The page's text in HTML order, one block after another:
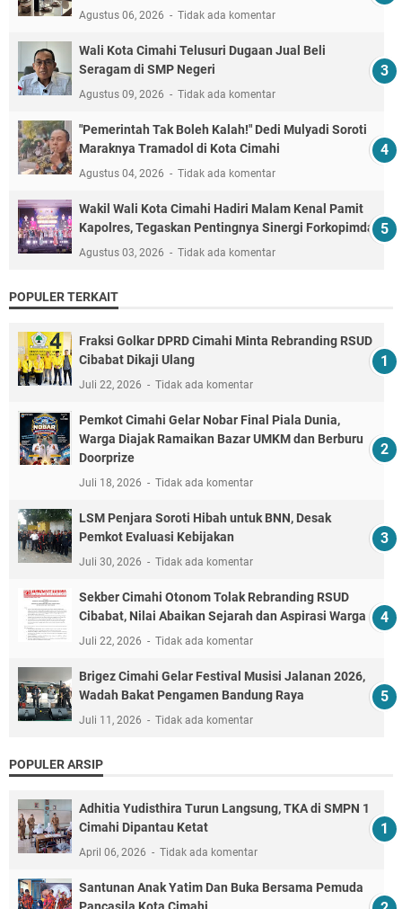
Agustus 06, 2026 Tidak ada komentar
Wali Kota Cimahi Telusuri Dugaan Jual Beli
Seragam di SMP Negeri
Agustus 09, 2026 Tidak ada komentar
"Pemerintah Tak Boleh Kalah!" Dedi Mulyadi Soroti
Maraknya Tramadol di Kota Cimahi
Agustus 04, 2026 Tidak ada komentar
Wakil Wali Kota Cimahi Hadiri Malam Kenal Pamit
Kapolres, Tegaskan Pentingnya Sinergi Forkopimda
Agustus 03, 2026 Tidak ada komentar
POPULER TERKAIT
Fraksi Golkar DPRD Cimahi Minta Rebranding RSUD
Cibabat Dikaji Ulang
Juli 22, 2026 Tidak ada komentar
Pemkot Cimahi Gelar Nobar Final Piala Dunia,
Warga Diajak Ramaikan Bazar UMKM dan Berburu
Doorprize
Juli 18, 2026 Tidak ada komentar
LSM Penjara Soroti Hibah untuk BNN, Desak
Pemkot Evaluasi Kebijakan
Juli 30, 2026 Tidak ada komentar
Sekber Cimahi Otonom Tolak Rebranding RSUD
Cibabat, Nilai Abaikan Sejarah dan Aspirasi Warga
Juli 22, 2026 Tidak ada komentar
Brigez Cimahi Gelar Festival Musisi Jalanan 2026,
Wadah Bakat Pengamen Bandung Raya
Juli 11, 2026 Tidak ada komentar
POPULER ARSIP
Adhitia Yudisthira Turun Langsung, TKA di SMPN 1
Cimahi Dipantau Ketat
April 06, 2026 Tidak ada komentar
Santunan Anak Yatim Dan Buka Bersama Pemuda